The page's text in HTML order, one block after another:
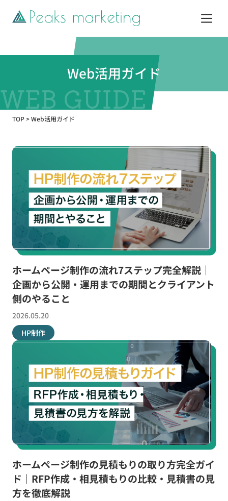
制作実績
Web活用ガイド
お役立ち資料
無料お見積もり お問い合わせ
Web活用ガイド
TOP>Web活用ガイド
ホームページ制作の流れ7ステップ完全解説｜
企画から公開・運用までの期間とクライアント
側のやること
2026.05.20
HP制作
ホームページ制作の見積もりの取り方完全ガイ
ド｜RFP作成・相見積もりの比較・見積書の見
方を徹底解説